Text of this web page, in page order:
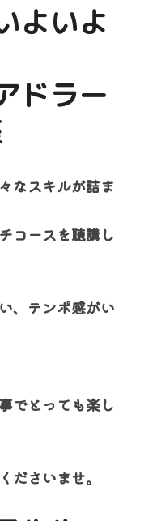
よいよ
ドラー
なスキルが詰ま
コースを聴講し
、テンポ感がい
でとっても楽し
ださいませ。